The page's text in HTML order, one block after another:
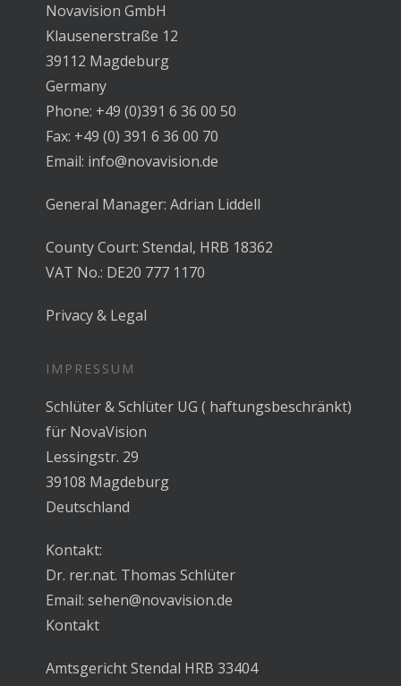
Novavision GmbH
Klausenerstraße 12
39112 Magdeburg
Germany
Phone: +49 (0)391 6 36 00 50
Fax: +49 (0) 391 6 36 00 70
Email: info@novavision.de
General Manager: Adrian Liddell
County Court: Stendal, HRB 18362
VAT No.: DE20 777 1170
Privacy & Legal
IMPRESSUM
Schlüter & Schlüter UG ( haftungsbeschränkt)
für NovaVision
Lessingstr. 29
39108 Magdeburg
Deutschland
Kontakt:
Dr. rer.nat. Thomas Schlüter
Email: sehen@novavision.de
Kontakt
Amtsgericht Stendal HRB 33404